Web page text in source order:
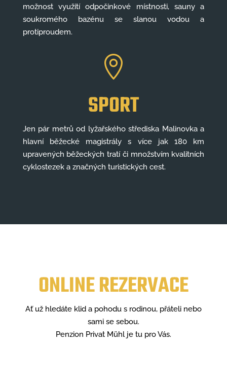
možnost využití odpočinkové místnosti, sauny a
soukromého bazénu se slanou vodou a
protiproudem.

SPORT
Jen pár metrů od lyžařského střediska Malinovka a
hlavní běžecké magistrály s více jak 180 km
upravených běžeckých tratí či množstvím kvalitních
cyklostezek a značných turistických cest.
ONLINE REZERVACE
Ať už hledáte klid a pohodu s rodinou, přáteli nebo
sami se sebou.
Penzion Privat Mühl je tu pro Vás.